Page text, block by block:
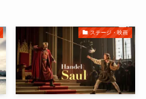
ステージ・映画